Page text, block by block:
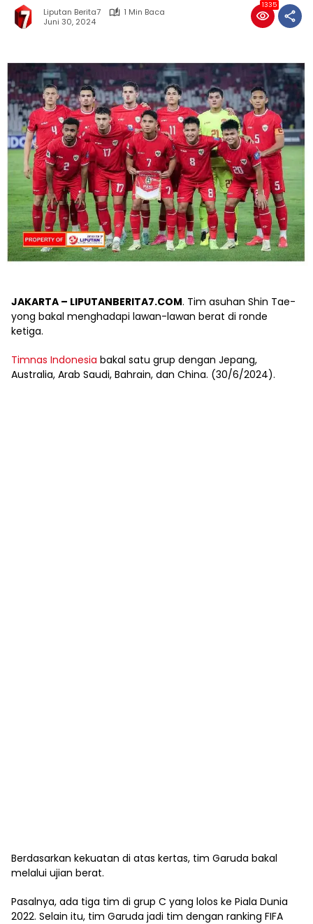
Liputan Berita7
1 Min Baca
Juni 30, 2024
1335
JAKARTA – LIPUTANBERITA7.COM. Tim asuhan Shin Tae-
yong bakal menghadapi lawan-lawan berat di ronde
ketiga.
Timnas Indonesia bakal satu grup dengan Jepang,
Australia, Arab Saudi, Bahrain, dan China. (30/6/2024).
Berdasarkan kekuatan di atas kertas, tim Garuda bakal
melalui ujian berat.
Pasalnya, ada tiga tim di grup C yang lolos ke Piala Dunia
2022. Selain itu, tim Garuda jadi tim dengan ranking FIFA